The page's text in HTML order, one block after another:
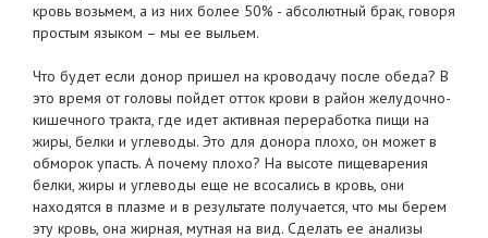
кровь возьмем, а из них более 50% - абсолютный брак, говоря
простым языком – мы ее выльем.
Что будет если донор пришел на кроводачу после обеда? В
это время от головы пойдет отток крови в район желудочно-
кишечного тракта, где идет активная переработка пищи на
жиры, белки и углеводы. Это для донора плохо, он может в
обморок упасть. А почему плохо? На высоте пищеварения
белки, жиры и углеводы еще не всосались в кровь, они
находятся в плазме и в результате получается, что мы берем
эту кровь, она жирная, мутная на вид. Сделать ее анализы